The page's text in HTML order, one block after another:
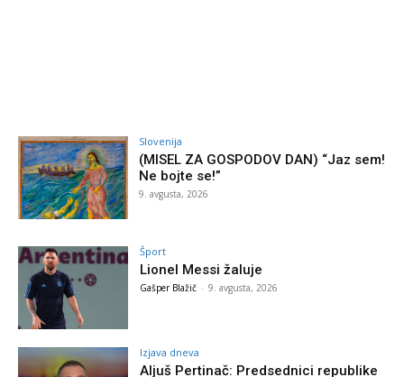
Slovenija
(MISEL ZA GOSPODOV DAN) “Jaz sem!
Ne bojte se!”
9. avgusta, 2026
Šport
Lionel Messi žaluje
Gašper Blažič - 9. avgusta, 2026
Izjava dneva
Aljuš Pertinač: Predsednici republike